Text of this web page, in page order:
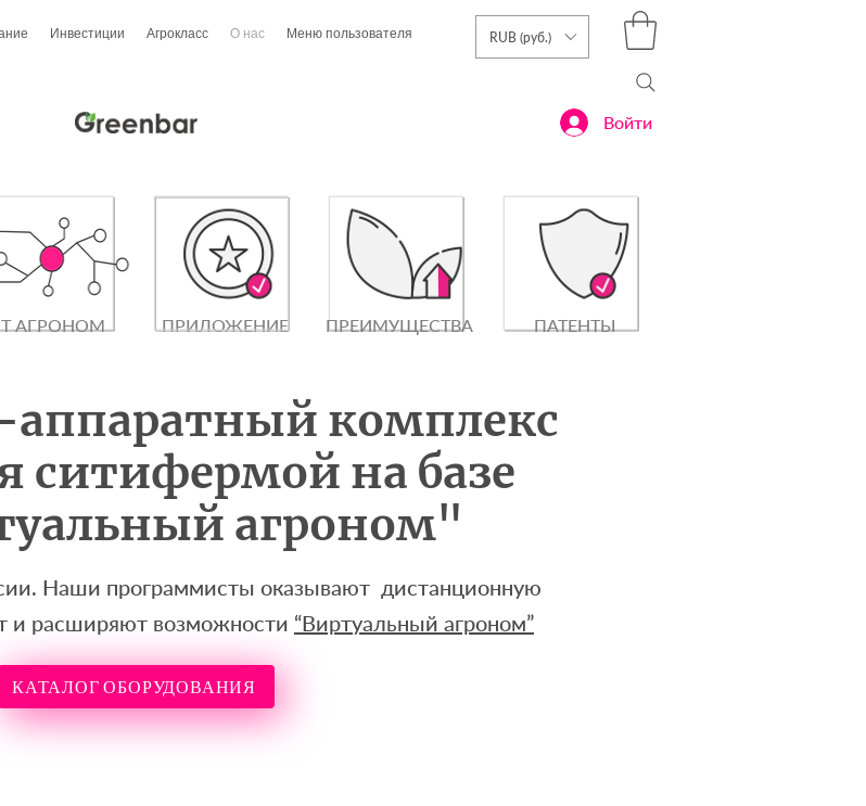
Инвестиции Агрокласс О нас Меню пользователя
Войти
RUB (руб.)
АГРОНОМ ПРИЛОЖЕНИЕ ПРЕИМУЩЕСТВА ПАТЕНТЫ
комплекс
ситифермой на базе
агроном"
Наши программисты оказывают дистанционную
и расширяют возможности “Виртуальный агроном”
КАТАЛОГ ОБОРУДОВАНИЯ